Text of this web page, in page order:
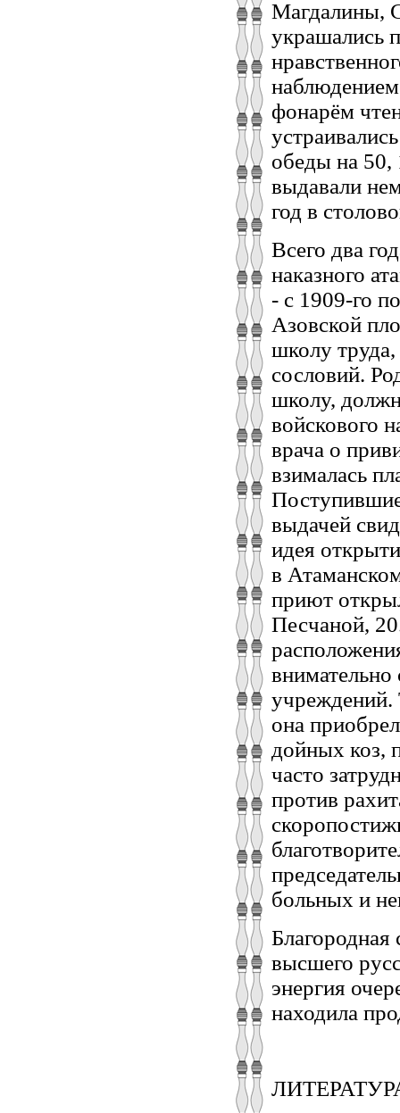
Магдалины,
украшались
фонарём
обеды на 50,
выдавали
год в
Всего два
наказного
- с 1909-го
Азовской
школу
сословий.
школу,
войскового
врача о
взималась
выдачей
идея
в
приют
Песчаной,
учреждений.
она
дойных коз,
часто
против
больных и
Благородная
высшего
энергия
находила